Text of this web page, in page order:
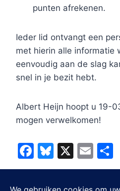
punten afrekenen.
Ieder lid ontvangt een
met hierin alle informatie
eenvoudig aan de slag
snel in je bezit hebt.
Albert Heijn hoopt u 19-
mogen verwelkomen!
F
a
c
Bl
u
X
E
m